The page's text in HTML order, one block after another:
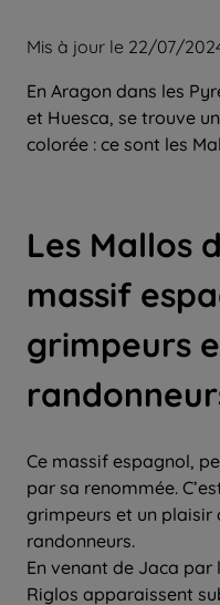
Mis à jour le 22/07/
En Aragon dans les
et Huesca, se trouve
colorée : ce sont les
Les Mallos
massif
grimpeurs
Ce massif espagnol,
par sa renommée.
grimpeurs et un plaisir
randonneurs.
En venant de Jaca
Riglos apparaissent